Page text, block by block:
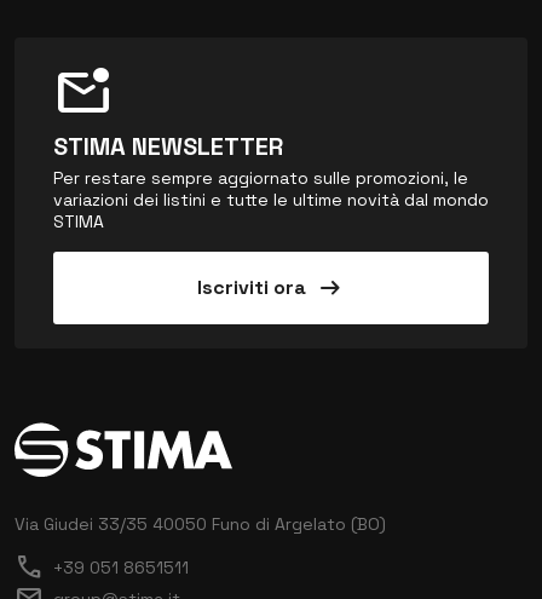
mark_email_unread
STIMA NEWSLETTER
Per restare sempre aggiornato sulle promozioni, le
variazioni dei listini e tutte le ultime novità dal mondo
STIMA
Iscriviti ora arrow_right_alt
Via Giudei 33/35 40050 Funo di Argelato (BO)
call +39 051 8651511